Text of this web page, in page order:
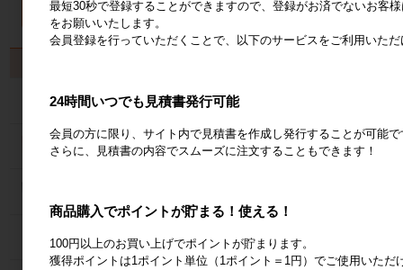
カゴ台車
ネスティングラック
６輪台車
最短30秒で登録することができますので、登録がお済でないお客
をお願いいたします。
会員登録を行っていただくことで、以下のサービスをご利用いた
24時間いつでも見積書発行可能
会員の方に限り、サイト内で見積書を作成し発行することが可能で
さらに、見積書の内容でスムーズに注文することもできます！
商品購入でポイントが貯まる！使える！
100円以上のお買い上げでポイントが貯まります。
獲得ポイントは1ポイント単位（1ポイント＝1円）でご使用いただ